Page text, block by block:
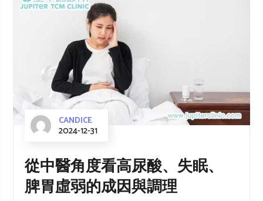
CANDICE
2024-12-31
從中醫角度看高尿酸、失眠、
脾胃虛弱的成因與調理